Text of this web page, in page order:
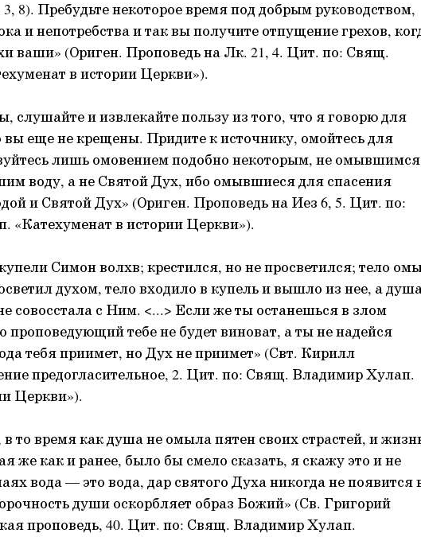
8). Пребудьте некоторое время под добрым руководством,
и непотребства и так вы получите отпущение грехов,
ваши» (Ориген. Проповедь на Лк. 21, 4. Цит. по: Свящ.
в истории Церкви»).
слушайте и извлекайте пользу из того, что я говорю для
еще не крещены. Придите к источнику, омойтесь для
лишь омовением подобно некоторым, не омывшимся
воду, а не Святой Дух, ибо омывшиеся для спасения
и Святой Дух» (Ориген. Проповедь на Иез 6, 5. Цит. по:
в истории Церкви»).
Симон волхв; крестился, но не просветился; тело
духом, тело входило в купель и вышло из нее, а
совосстала с Ним. <...> Если же ты останешься в злом
проповедующий тебе не будет виноват, а ты не надейся
тебя приимет, но Дух не приимет» (Свт. Кирилл
предогласительное, 2. Цит. по: Свящ. Владимир Хулап.
Церкви»).
то время как душа не омыла пятен своих страстей, и
же как и ранее, было бы смело сказать, я скажу это и не
вода — это вода, дар святого Духа никогда не появится
души оскорбляет образ Божий» (Св. Григорий
проповедь, 40. Цит. по: Свящ. Владимир Хулап.